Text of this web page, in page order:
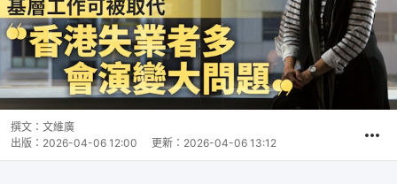
撰文： 文維廣
出版： 2026-04-06 12:00 更新： 2026-04-06 13:12